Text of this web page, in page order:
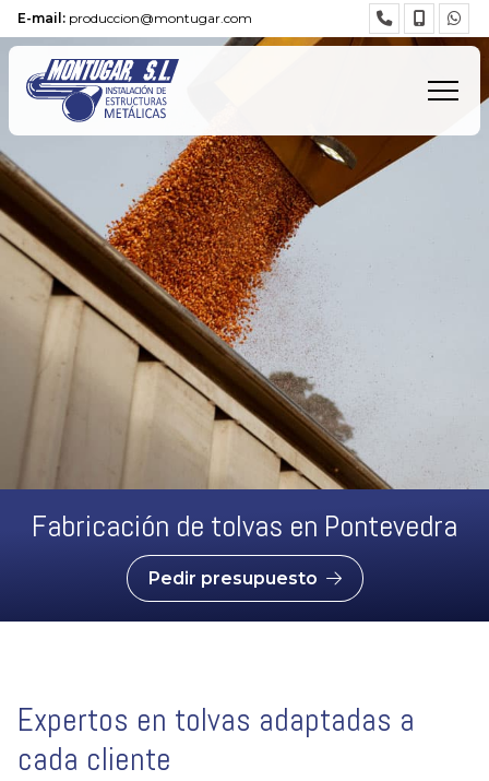
E-mail: produccion@montugar.com
Fabricación de tolvas en Pontevedra
Pedir presupuesto
Expertos en tolvas adaptadas a
cada cliente